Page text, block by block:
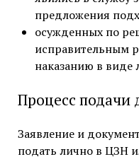
предложения
осужденных по
исправительным
наказанию в
Процесс подачи
Заявление и
подать лично в ЦЗН